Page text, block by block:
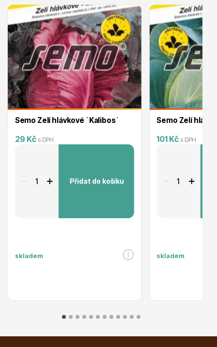
Trvalky
Bylinky do kuchyně
Ovocné stromy
Semo Zelí hlávkové ´Kalibos´
29 Kč s DPH
Přidat do košíku
skladem
Semo Zelí
101 Kč s DPH
skladem